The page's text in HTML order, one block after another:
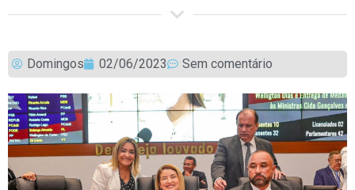
Domingos 02/06/2023 Sem comentário